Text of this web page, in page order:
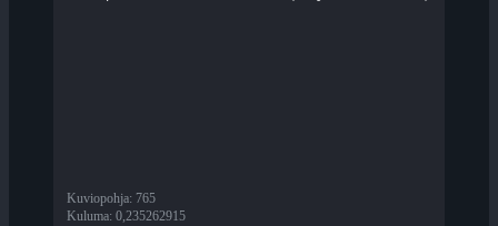
Kuviopohja: 765
Kuluma: 0,235262915